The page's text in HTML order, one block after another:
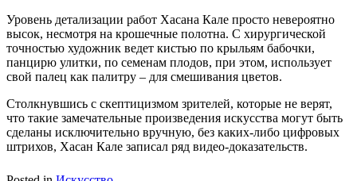
Уровень детализации работ Хасана Кале просто невероятно
высок, несмотря на крошечные полотна. С хирургической
точностью художник ведет кистью по крыльям бабочки,
панцирю улитки, по семенам плодов, при этом, использует
свой палец как палитру – для смешивания цветов.
Столкнувшись с скептицизмом зрителей, которые не верят,
что такие замечательные произведения искусства могут быть
сделаны исключительно вручную, без каких-либо цифровых
штрихов, Хасан Кале записал ряд видео-доказательств.